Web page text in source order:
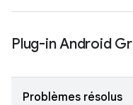
Plug-in Android
Problèmes résolus